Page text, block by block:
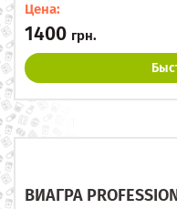
Цена:
1400 грн.
ВИАГРА